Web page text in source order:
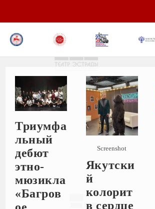
Триумфа
льный
дебют
этно-
мюзикла
«Багров
Screenshot
Якутски
й
колорит
в сердце